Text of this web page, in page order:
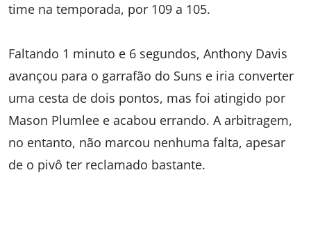
time na temporada, por 109 a 105.
Faltando 1 minuto e 6 segundos, Anthony Davis
avançou para o garrafão do Suns e iria converter
uma cesta de dois pontos, mas foi atingido por
Mason Plumlee e acabou errando. A arbitragem,
no entanto, não marcou nenhuma falta, apesar
de o pivô ter reclamado bastante.